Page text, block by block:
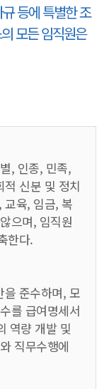
등에 특별한 조
모든 임직원은
, 인종, 민족,
신분 및 정치
교육, 임금, 복
으며, 임직원
한다.
을 준수하며, 모
를 급여명세서
역량 개발 및
직무수행에